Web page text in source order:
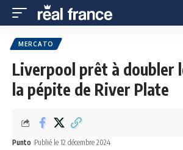
MERCATO
Liverpool prêt à doubler
la pépite de River Plate
Punto Publié le 12 décembre 2024